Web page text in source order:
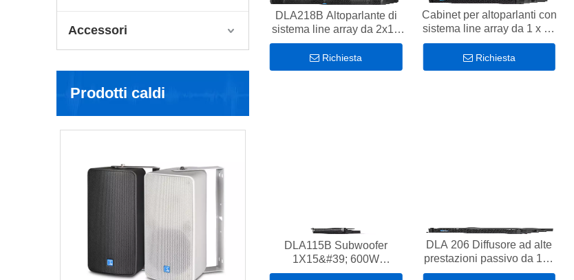
Accessori
Prodotti caldi
DLA218B Altoparlante di
sistema line array da 2x18
pollici dual 1200W
Richiesta
Cabinet per altoparlanti con
sistema line array da 1 x 12
pollici a gamma completa
da 400 W
Richiesta
DLA115B Subwoofer
1X15&#39; 600W
Altoparlante Performance
DLA 206 Diffusore ad alte
prestazioni passivo da 160
W Per sale riunioni